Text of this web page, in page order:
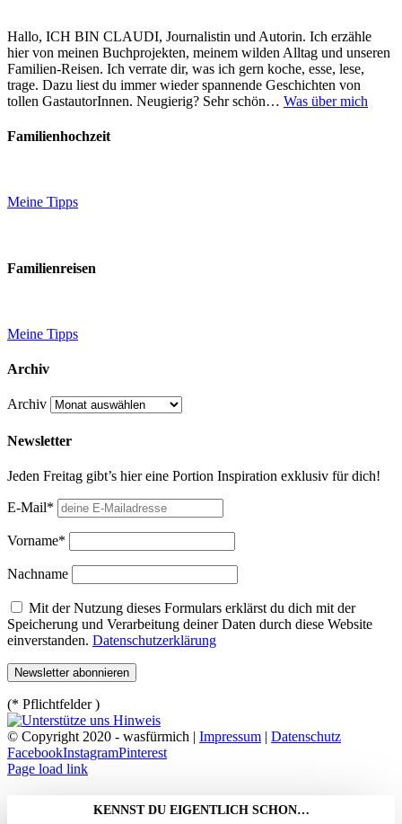
Hallo, ICH BIN CLAUDI, Journalistin und Autorin. Ich erzähle
hier von meinen Buchprojekten, meinem wilden Alltag und unseren
Familien-Reisen. Ich verrate dir, was ich gern koche, esse, lese,
trage. Dazu liest du immer wieder spannende Geschichten von
tollen GastautorInnen. Neugierig? Sehr schön… Was über mich
Familienhochzeit
Meine Tipps
Familienreisen
Meine Tipps
Archiv
Archiv
Newsletter
Jeden Freitag gibt’s hier eine Portion Inspiration exklusiv für dich!
E-Mail*
Vorname*
Nachname
Mit der Nutzung dieses Formulars erklärst du dich mit der
Speicherung und Verarbeitung deiner Daten durch diese Website
einverstanden. Datenschutzerklärung
(* Pflichtfelder )
© Copyright 2020 - wasfürmich | Impressum | Datenschutz
FacebookInstagramPinterest
Page load link
KENNST DU EIGENTLICH SCHON…